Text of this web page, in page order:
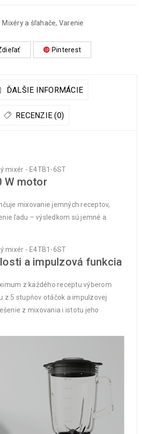
Mixéry a šľahače, Varenie
Pinterest
ĎALŠIE INFORMÁCIE
RECENZIE (0)
W motor
mixovanie jemných receptov,
ľadu – výsledkom sú jemné a
a impulzová funkcia
z každého receptu výberom
z 5 stupňov otáčok a impulzovej
z mixovania i istotu jeho